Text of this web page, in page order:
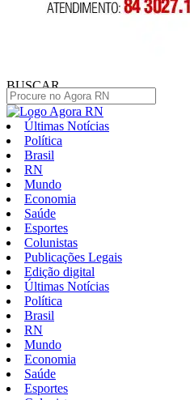
BUSCAR
Últimas Notícias
Política
Brasil
RN
Mundo
Economia
Saúde
Esportes
Colunistas
Publicações Legais
Edição digital
Últimas Notícias
Política
Brasil
RN
Mundo
Economia
Saúde
Esportes